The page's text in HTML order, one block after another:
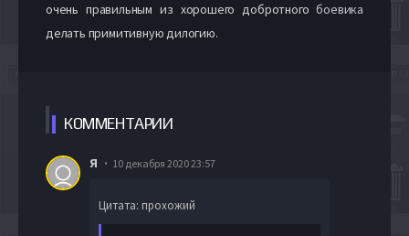
очень правильным из хорошего добротногобоевика
делать примитивную дилогию.
КОММЕНТАРИИ
Я 10 декабря 2020 23:57
Цитата: прохожий